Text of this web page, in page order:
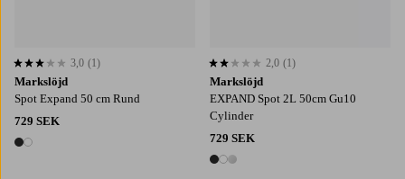
Markslöjd
Spot Expand 50 cm Rund
729 SEK
2 färger
3,0 baserat på 1 st betyg
3,0 (1)
Markslöjd
EXPAND Spot 2L 50cm Gu10
Cylinder
729 SEK
3 färger
2,0 baserat på 1 st betyg
2,0 (1)